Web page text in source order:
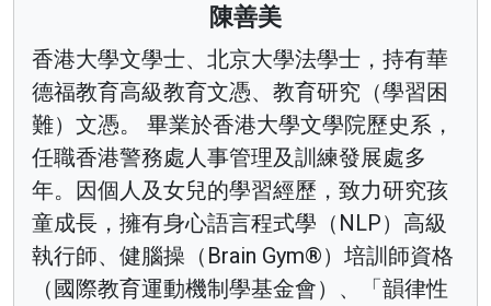
陳善美
香港大學文學士、北京大學法學士，持有華
德福教育高級教育文憑、教育研究（學習困
難）文憑。 畢業於香港大學文學院歷史系，
任職香港警務處人事管理及訓練發展處多
年。因個人及女兒的學習經歷，致力研究孩
童成長，擁有身心語言程式學（NLP）高級
執行師、健腦操（Brain Gym®）培訓師資格
（國際教育運動機制學基金會）、「韻律性